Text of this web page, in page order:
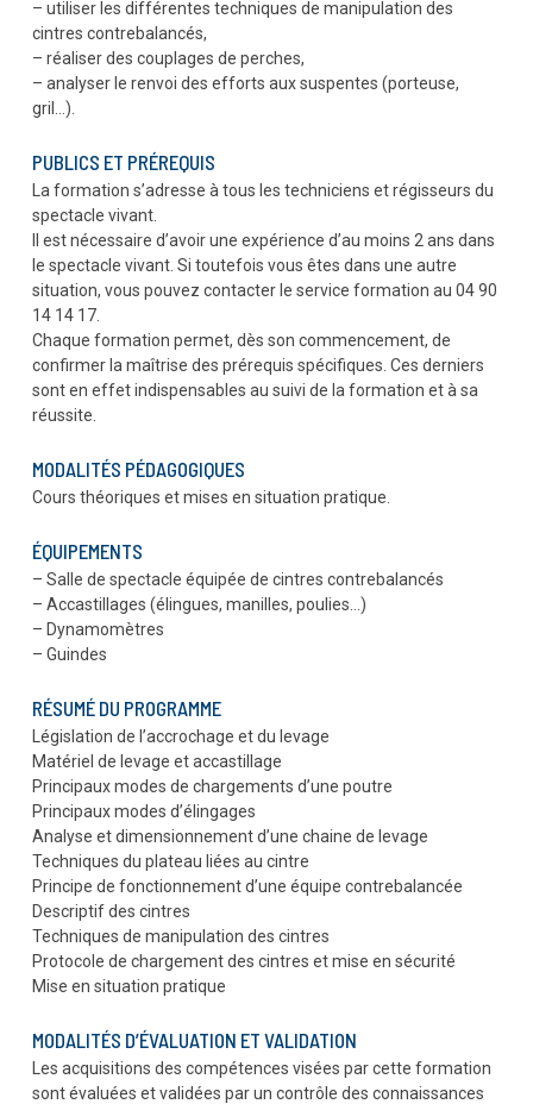
– utiliser les différentes techniques de manipulation des
cintres contrebalancés,
– réaliser des couplages de perches,
– analyser le renvoi des efforts aux suspentes (porteuse,
gril…).
PUBLICS ET PRÉREQUIS
La formation s’adresse à tous les techniciens et régisseurs du
spectacle vivant.
Il est nécessaire d’avoir une expérience d’au moins 2 ans dans
le spectacle vivant. Si toutefois vous êtes dans une autre
situation, vous pouvez contacter le service formation au 04 90
14 14 17.
Chaque formation permet, dès son commencement, de
confirmer la maîtrise des prérequis spécifiques. Ces derniers
sont en effet indispensables au suivi de la formation et à sa
réussite.
MODALITÉS PÉDAGOGIQUES
Cours théoriques et mises en situation pratique.
ÉQUIPEMENTS
– Salle de spectacle équipée de cintres contrebalancés
– Accastillages (élingues, manilles, poulies…)
– Dynamomètres
– Guindes
RÉSUMÉ DU PROGRAMME
Législation de l’accrochage et du levage
Matériel de levage et accastillage
Principaux modes de chargements d’une poutre
Principaux modes d’élingages
Analyse et dimensionnement d’une chaine de levage
Techniques du plateau liées au cintre
Principe de fonctionnement d’une équipe contrebalancée
Descriptif des cintres
Techniques de manipulation des cintres
Protocole de chargement des cintres et mise en sécurité
Mise en situation pratique
MODALITÉS D’ÉVALUATION ET VALIDATION
Les acquisitions des compétences visées par cette formation
sont évaluées et validées par un contrôle des connaissances